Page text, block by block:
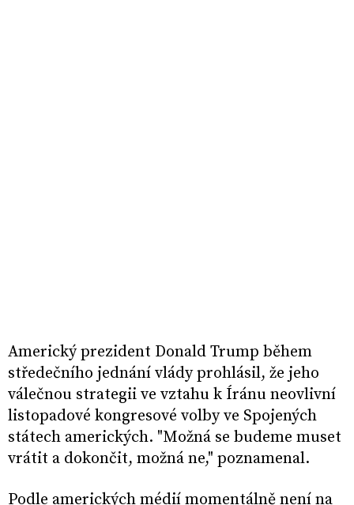
Americký prezident Donald Trump během
středečního jednání vlády prohlásil, že jeho
válečnou strategii ve vztahu k Íránu neovlivní
listopadové kongresové volby ve Spojených
státech amerických. "Možná se budeme muset
vrátit a dokončit, možná ne," poznamenal.
Podle amerických médií momentálně není na